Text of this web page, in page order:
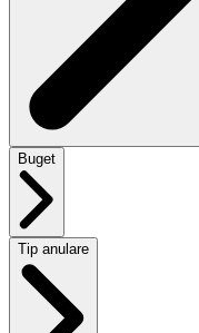
Buget
Tip anulare